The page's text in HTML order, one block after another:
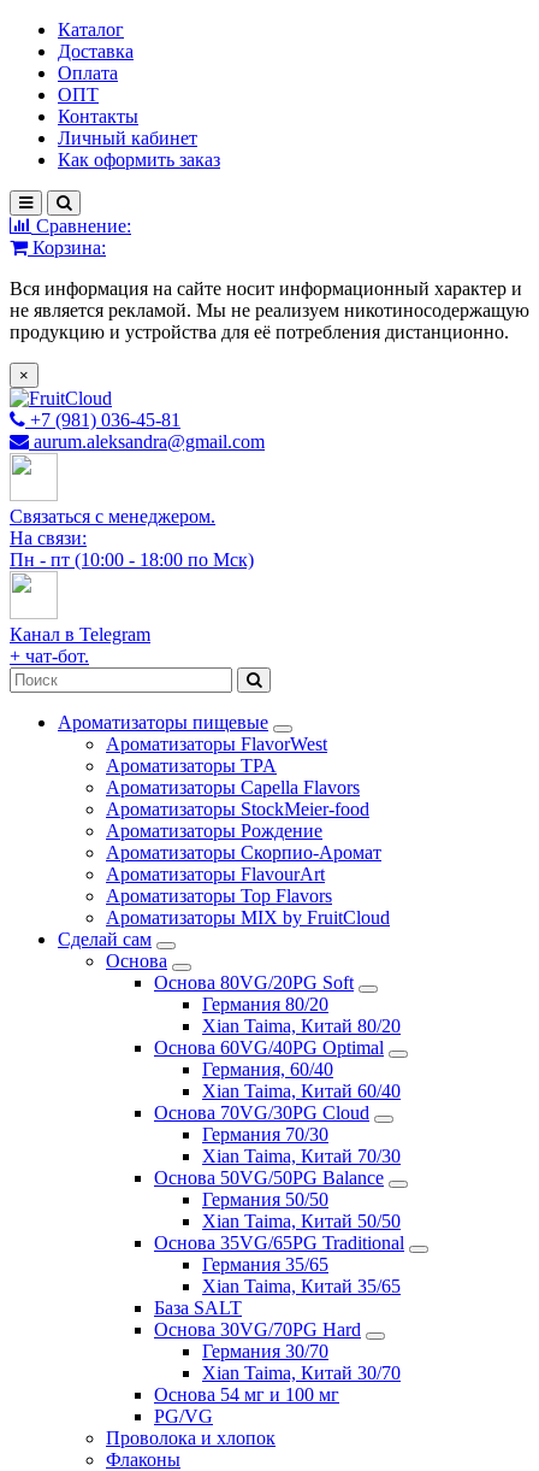
Каталог
Доставка
Оплата
ОПТ
Контакты
Личный кабинет
Как оформить заказ
Сравнение:
Корзина:
Вся информация на сайте носит информационный характер и
не является рекламой. Мы не реализуем никотиносодержащую
продукцию и устройства для её потребления дистанционно.
×
+7 (981) 036-45-81
aurum.aleksandra@gmail.com
Связаться с менеджером.
На связи:
Пн - пт (10:00 - 18:00 по Мск)
Канал в Telegram
+ чат-бот.
Ароматизаторы пищевые
Ароматизаторы FlavorWest
Ароматизаторы TPA
Ароматизаторы Capella Flavors
Ароматизаторы StockMeier-food
Ароматизаторы Рождение
Ароматизаторы Скорпио-Аромат
Ароматизаторы FlavourArt
Ароматизаторы Top Flavors
Ароматизаторы MIX by FruitCloud
Сделай сам
Основа
Основа 80VG/20PG Soft
Германия 80/20
Xian Taima, Китай 80/20
Основа 60VG/40PG Optimal
Германия, 60/40
Xian Taima, Китай 60/40
Основа 70VG/30PG Cloud
Германия 70/30
Xian Taima, Китай 70/30
Основа 50VG/50PG Balance
Германия 50/50
Xian Taima, Китай 50/50
Основа 35VG/65PG Traditional
Германия 35/65
Xian Taima, Китай 35/65
База SALT
Основа 30VG/70PG Hard
Германия 30/70
Xian Taima, Китай 30/70
Основа 54 мг и 100 мг
PG/VG
Проволока и хлопок
Флаконы